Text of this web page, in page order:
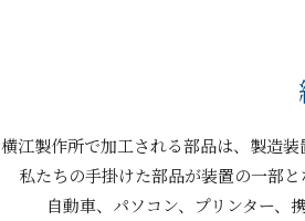
横江製作所で加工される部品は、製造
私たちの手掛けた部品が装置の一部
自動車、パソコン、プリンター、